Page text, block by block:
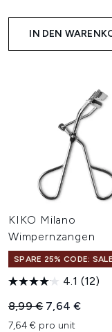
IN DEN
KIKO Milano
Wimpernzangen
SPARE 25% CODE:
4.1 (12)
Unverbindliche
8,99 € Aktueller
7,64 €
7,64 € pro unit